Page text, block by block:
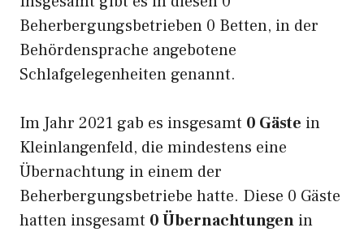
Beherbergungsbetrieben 0 Betten, in der
Behördensprache angebotene
Schlafgelegenheiten genannt.
Im Jahr 2021 gab es insgesamt 0 Gäste in
Kleinlangenfeld, die mindestens eine
Übernachtung in einem der
Beherbergungsbetriebe hatte. Diese 0 Gäste
hatten insgesamt 0 Übernachtungen in